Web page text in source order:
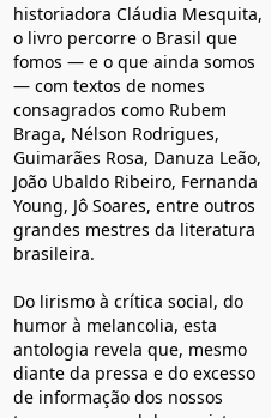
historiadora Cláudia Mesquita,
o livro percorre o Brasil que
fomos — e o que ainda somos
— com textos de nomes
consagrados como Rubem
Braga, Nélson Rodrigues,
Guimarães Rosa, Danuza Leão,
João Ubaldo Ribeiro, Fernanda
Young, Jô Soares, entre outros
grandes mestres da literatura
brasileira.
Do lirismo à crítica social, do
humor à melancolia, esta
antologia revela que, mesmo
diante da pressa e do excesso
de informação dos nossos